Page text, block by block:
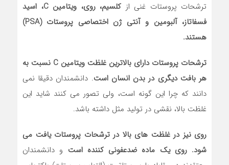
ترشحات پروستات غنی از
کلسیم، روی، ویتامین C، اسید
فسفاتاز، آلبومین و آنتی ‌ژن اختصاصی پروستات (PSA)
هستند.
ترشحات پروستات دارای بالاترین غلظت ویتامین C نسبت به
هر بافت دیگری در بدن انسان است. دانشمندان دقیقا نمی
‌دانند که چرا این گونه است، ولی تصور می ‌کنند شاید این
غلظت بالا، نقشی در تولید مثل داشته باشد.
روی نیز در غلظت ‌های بالا در ترشحات پروستات یافت می‌
شود. روی یک ماده ضدعفونی ‌کننده‌ است و دانشمندان